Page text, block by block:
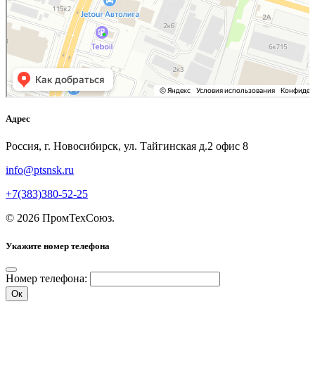
Адрес
Россия, г. Новосибирск, ул. Тайгинская д.2 офис 8
info@ptsnsk.ru
+7(383)380-52-25
© 2026 ПромТехСоюз.
Укажите номер телефона
Номер телефона:
Ок